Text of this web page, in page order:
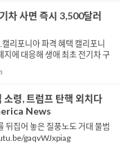
사면 즉시 3,500달러
파격 혜택 캘리포니
지에 대응해 생애 최초 전기차 구
환급을 제공하는 새로운 제도를
령, 트럼프 탄핵 외치다
News
뒤집어 놓은 질풍노도 거대 물범
gaqvWJxpiag